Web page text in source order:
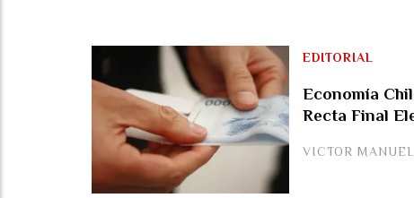
Economía
Recta Final
VICTOR
EDITORIAL